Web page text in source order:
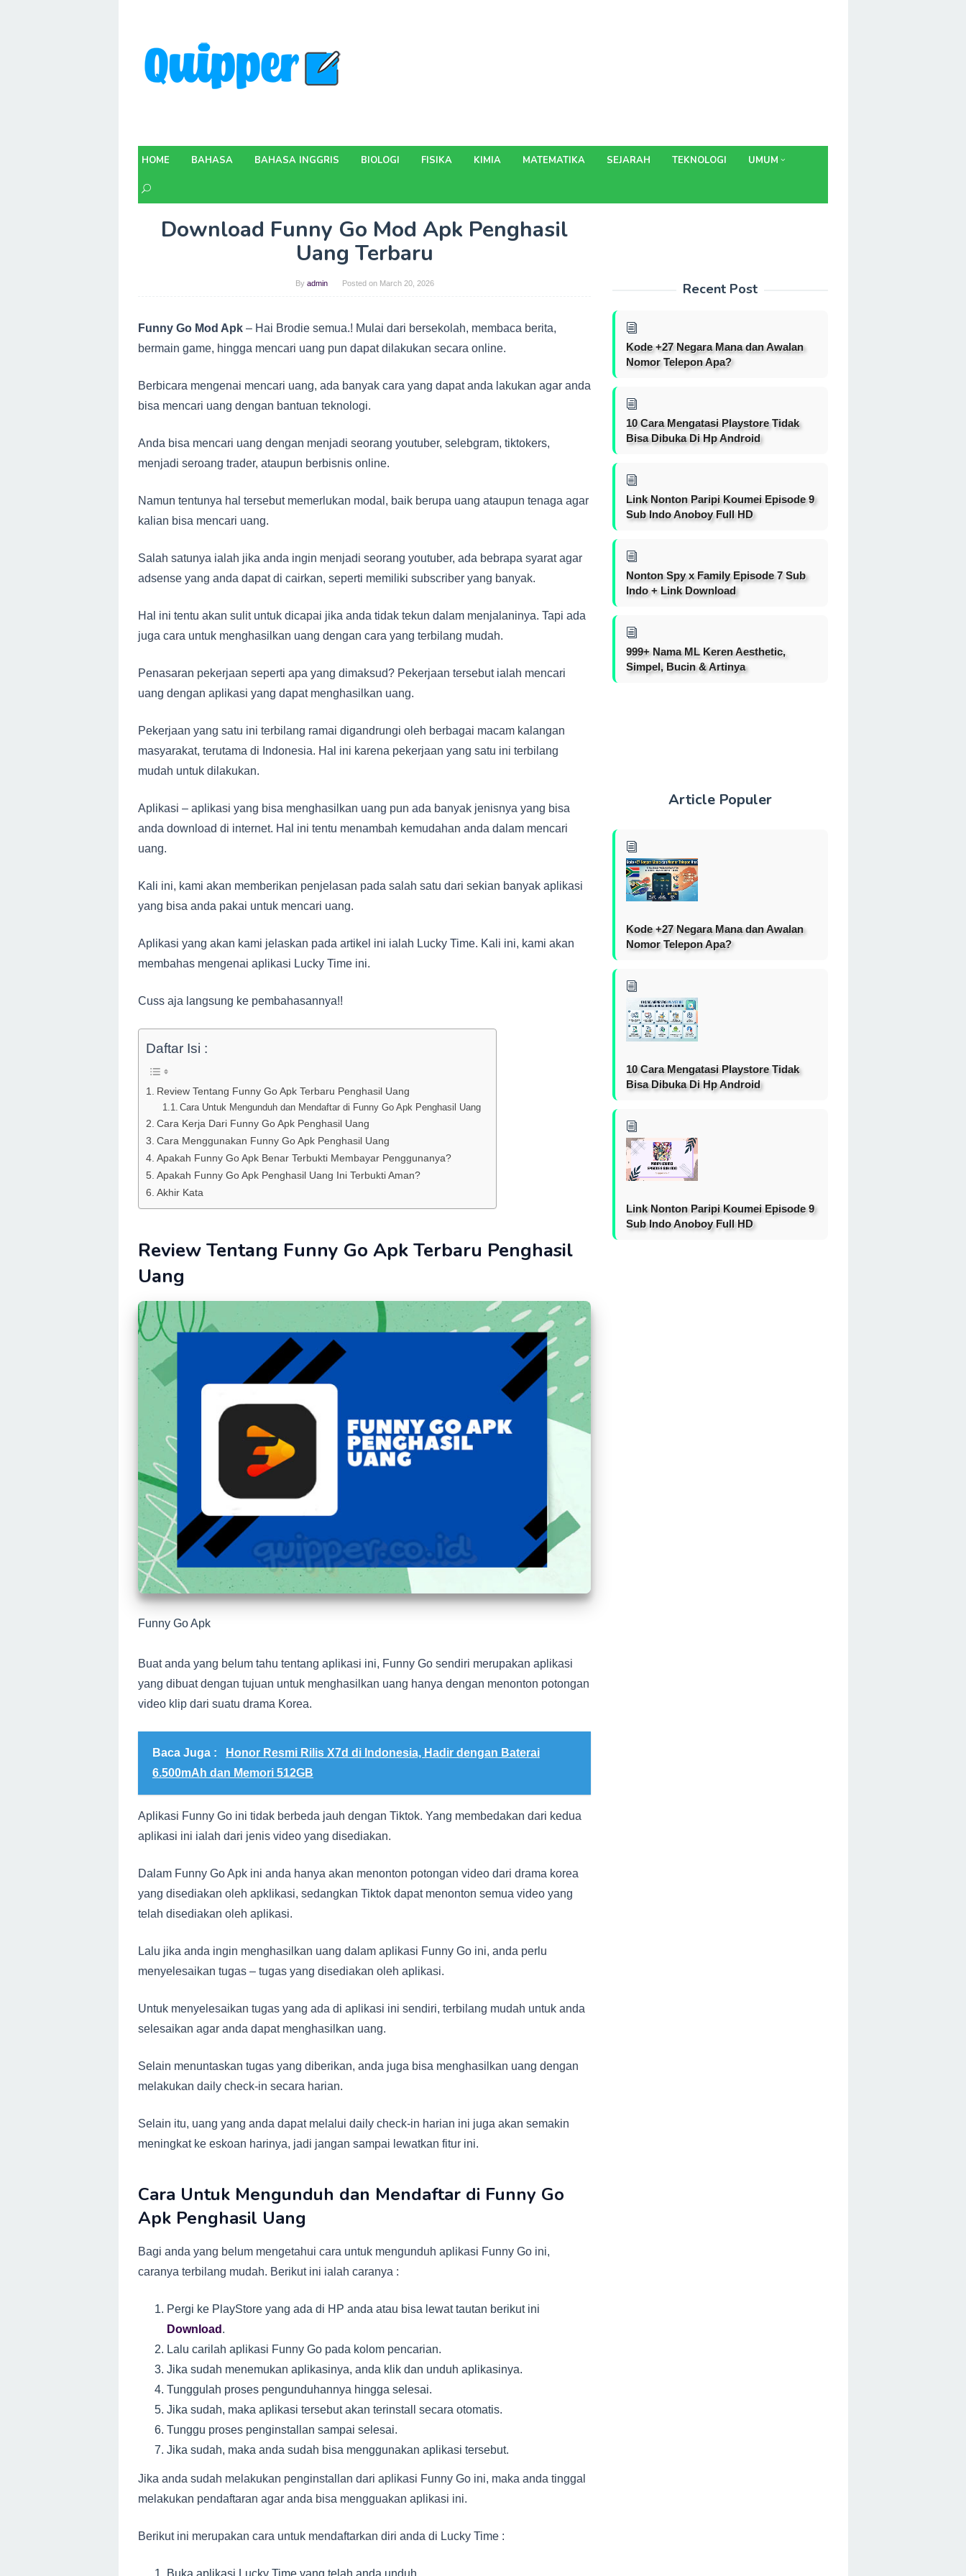
content
HOME BAHASA BAHASA INGGRIS BIOLOGI FISIKA KIMIA MATEMATIKA SEJARAH TEKNOLOGI UMUM
Download Funny Go Mod Apk Penghasil
Uang Terbaru
By admin Posted on March 20, 2026
Funny Go Mod Apk – Hai Brodie semua.! Mulai dari bersekolah, membaca berita,
bermain game, hingga mencari uang pun dapat dilakukan secara online.
Berbicara mengenai mencari uang, ada banyak cara yang dapat anda lakukan agar anda
bisa mencari uang dengan bantuan teknologi.
Anda bisa mencari uang dengan menjadi seorang youtuber, selebgram, tiktokers,
menjadi seroang trader, ataupun berbisnis online.
Namun tentunya hal tersebut memerlukan modal, baik berupa uang ataupun tenaga agar
kalian bisa mencari uang.
Salah satunya ialah jika anda ingin menjadi seorang youtuber, ada bebrapa syarat agar
adsense yang anda dapat di cairkan, seperti memiliki subscriber yang banyak.
Hal ini tentu akan sulit untuk dicapai jika anda tidak tekun dalam menjalaninya. Tapi ada
juga cara untuk menghasilkan uang dengan cara yang terbilang mudah.
Penasaran pekerjaan seperti apa yang dimaksud? Pekerjaan tersebut ialah mencari
uang dengan aplikasi yang dapat menghasilkan uang.
Pekerjaan yang satu ini terbilang ramai digandrungi oleh berbagai macam kalangan
masyarakat, terutama di Indonesia. Hal ini karena pekerjaan yang satu ini terbilang
mudah untuk dilakukan.
Aplikasi – aplikasi yang bisa menghasilkan uang pun ada banyak jenisnya yang bisa
anda download di internet. Hal ini tentu menambah kemudahan anda dalam mencari
uang.
Kali ini, kami akan memberikan penjelasan pada salah satu dari sekian banyak aplikasi
yang bisa anda pakai untuk mencari uang.
Aplikasi yang akan kami jelaskan pada artikel ini ialah Lucky Time. Kali ini, kami akan
membahas mengenai aplikasi Lucky Time ini.
Cuss aja langsung ke pembahasannya!!
Daftar Isi :
Review Tentang Funny Go Apk Terbaru Penghasil Uang
Cara Untuk Mengunduh dan Mendaftar di Funny Go Apk Penghasil Uang
Cara Kerja Dari Funny Go Apk Penghasil Uang
Cara Menggunakan Funny Go Apk Penghasil Uang
Apakah Funny Go Apk Benar Terbukti Membayar Penggunanya?
Apakah Funny Go Apk Penghasil Uang Ini Terbukti Aman?
Akhir Kata
Review Tentang Funny Go Apk Terbaru Penghasil
Uang
Funny Go Apk
Buat anda yang belum tahu tentang aplikasi ini, Funny Go sendiri merupakan aplikasi
yang dibuat dengan tujuan untuk menghasilkan uang hanya dengan menonton potongan
video klip dari suatu drama Korea.
Baca Juga :
Honor Resmi Rilis X7d di Indonesia, Hadir dengan Baterai
6.500mAh dan Memori 512GB
Aplikasi Funny Go ini tidak berbeda jauh dengan Tiktok. Yang membedakan dari kedua
aplikasi ini ialah dari jenis video yang disediakan.
Dalam Funny Go Apk ini anda hanya akan menonton potongan video dari drama korea
yang disediakan oleh apklikasi, sedangkan Tiktok dapat menonton semua video yang
telah disediakan oleh aplikasi.
Lalu jika anda ingin menghasilkan uang dalam aplikasi Funny Go ini, anda perlu
menyelesaikan tugas – tugas yang disediakan oleh aplikasi.
Untuk menyelesaikan tugas yang ada di aplikasi ini sendiri, terbilang mudah untuk anda
selesaikan agar anda dapat menghasilkan uang.
Selain menuntaskan tugas yang diberikan, anda juga bisa menghasilkan uang dengan
melakukan daily check-in secara harian.
Selain itu, uang yang anda dapat melalui daily check-in harian ini juga akan semakin
meningkat ke eskoan harinya, jadi jangan sampai lewatkan fitur ini.
Cara Untuk Mengunduh dan Mendaftar di Funny Go
Apk Penghasil Uang
Bagi anda yang belum mengetahui cara untuk mengunduh aplikasi Funny Go ini,
caranya terbilang mudah. Berikut ini ialah caranya :
Pergi ke PlayStore yang ada di HP anda atau bisa lewat tautan berikut ini
Download .
Lalu carilah aplikasi Funny Go pada kolom pencarian.
Jika sudah menemukan aplikasinya, anda klik dan unduh aplikasinya.
Tunggulah proses pengunduhannya hingga selesai.
Jika sudah, maka aplikasi tersebut akan terinstall secara otomatis.
Tunggu proses penginstallan sampai selesai.
Jika sudah, maka anda sudah bisa menggunakan aplikasi tersebut.
Jika anda sudah melakukan penginstallan dari aplikasi Funny Go ini, maka anda tinggal
melakukan pendaftaran agar anda bisa mengguakan aplikasi ini.
Berikut ini merupakan cara untuk mendaftarkan diri anda di Lucky Time :
Buka aplikasi Lucky Time yang telah anda unduh.
Recent Post
Kode +27 Negara Mana dan Awalan
Nomor Telepon Apa?
10 Cara Mengatasi Playstore Tidak
Bisa Dibuka Di Hp Android
Link Nonton Paripi Koumei Episode 9
Sub Indo Anoboy Full HD
Nonton Spy x Family Episode 7 Sub
Indo + Link Download
999+ Nama ML Keren Aesthetic,
Simpel, Bucin & Artinya
Article Populer
Kode +27 Negara Mana dan Awalan
Nomor Telepon Apa?
10 Cara Mengatasi Playstore Tidak
Bisa Dibuka Di Hp Android
Link Nonton Paripi Koumei Episode 9
Sub Indo Anoboy Full HD